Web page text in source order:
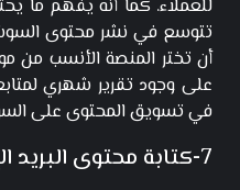
للعملاء. كما أنه يفهم ما
تتوسع في نشر محتوى
أن تختر المنصة الأنسب من
على وجود تقرير شهري
في تسويق المحتوى على
7-كتابة محتوى البريد الإلكتروني